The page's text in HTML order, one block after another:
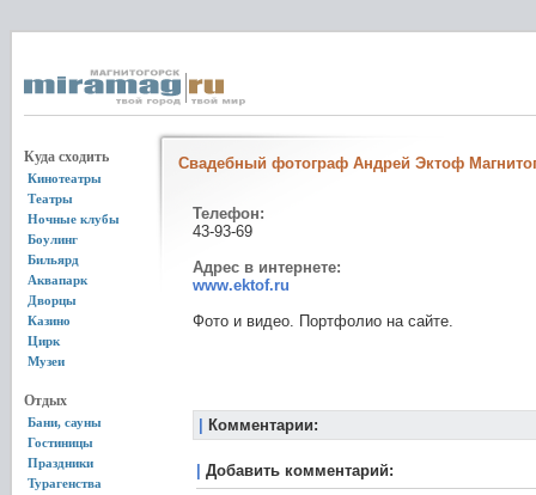
Куда сходить
Кинотеатры
Театры
Ночные клубы
Боулинг
Бильярд
Аквапарк
Дворцы
Казино
Цирк
Музеи
Отдых
Бани, сауны
Гостиницы
Праздники
Турагенства
Свадебный фотограф Андрей Эктоф
Телефон:
43-93-69
Адрес в интернете:
www.ektof.ru
Фото и видео. Портфолио на сайте.
Комментарии:
Добавить комментарий: